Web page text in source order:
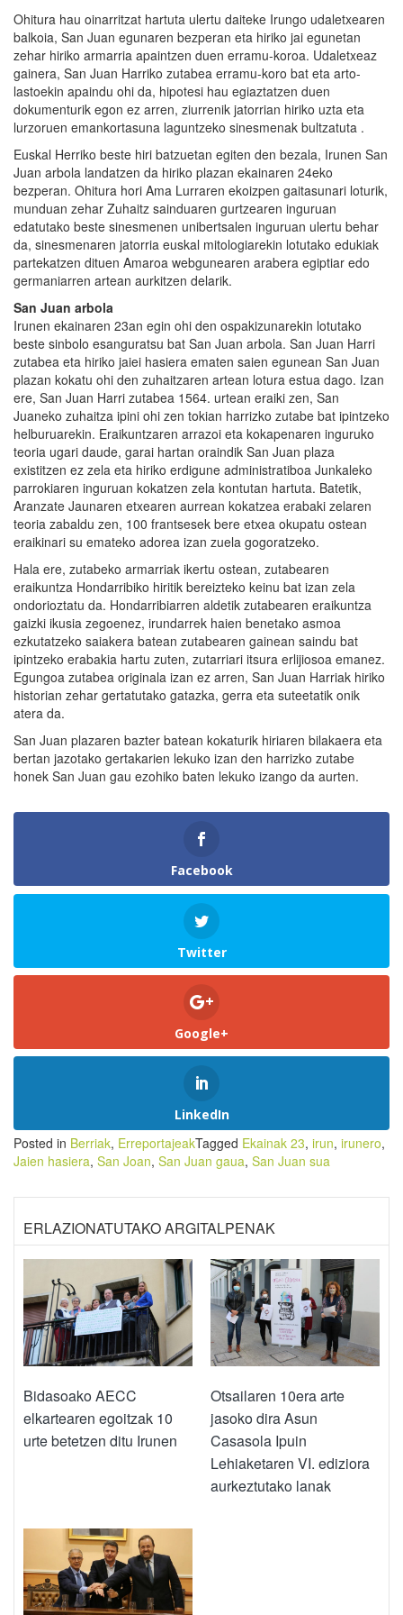
Ohitura hau oinarritzat hartuta ulertu daiteke Irungo udaletxearen
balkoia, San Juan egunaren bezperan eta hiriko jai egunetan
zehar hiriko armarria apaintzen duen erramu-koroa. Udaletxeaz
gainera, San Juan Harriko zutabea erramu-koro bat eta arto-
lastoekin apaindu ohi da, hipotesi hau egiaztatzen duen
dokumenturik egon ez arren, ziurrenik jatorrian hiriko uzta eta
lurzoruen emankortasuna laguntzeko sinesmenak bultzatuta .
Euskal Herriko beste hiri batzuetan egiten den bezala, Irunen San
Juan arbola landatzen da hiriko plazan ekainaren 24eko
bezperan. Ohitura hori Ama Lurraren ekoizpen gaitasunari loturik,
munduan zehar Zuhaitz sainduaren gurtzearen inguruan
edatutako beste sinesmenen unibertsalen inguruan ulertu behar
da, sinesmenaren jatorria euskal mitologiarekin lotutako edukiak
partekatzen dituen Amaroa webgunearen arabera egiptiar edo
germaniarren artean aurkitzen delarik.
San Juan arbola
Irunen ekainaren 23an egin ohi den ospakizunarekin lotutako
beste sinbolo esanguratsu bat San Juan arbola. San Juan Harri
zutabea eta hiriko jaiei hasiera ematen saien egunean San Juan
plazan kokatu ohi den zuhaitzaren artean lotura estua dago. Izan
ere, San Juan Harri zutabea 1564. urtean eraiki zen, San
Juaneko zuhaitza ipini ohi zen tokian harrizko zutabe bat ipintzeko
helburuarekin. Eraikuntzaren arrazoi eta kokapenaren inguruko
teoria ugari daude, garai hartan oraindik San Juan plaza
existitzen ez zela eta hiriko erdigune administratiboa Junkaleko
parrokiaren inguruan kokatzen zela kontutan hartuta. Batetik,
Aranzate Jaunaren etxearen aurrean kokatzea erabaki zelaren
teoria zabaldu zen, 100 frantsesek bere etxea okupatu ostean
eraikinari su emateko adorea izan zuela gogoratzeko.
Hala ere, zutabeko armarriak ikertu ostean, zutabearen
eraikuntza Hondarribiko hiritik bereizteko keinu bat izan zela
ondorioztatu da. Hondarribiarren aldetik zutabearen eraikuntza
gaizki ikusia zegoenez, irundarrek haien benetako asmoa
ezkutatzeko saiakera batean zutabearen gainean saindu bat
ipintzeko erabakia hartu zuten, zutarriari itsura erlijiosoa emanez.
Egungoa zutabea originala izan ez arren, San Juan Harriak hiriko
historian zehar gertatutako gatazka, gerra eta suteetatik onik
atera da.
San Juan plazaren bazter batean kokaturik hiriaren bilakaera eta
bertan jazotako gertakarien lekuko izan den harrizko zutabe
honek San Juan gau ezohiko baten lekuko izango da aurten.
Facebook
Twitter
Google+
LinkedIn
Posted in Berriak, ErreportajeakTagged Ekainak 23, irun, irunero,
Jaien hasiera, San Joan, San Juan gaua, San Juan sua
ERLAZIONATUTAKO ARGITALPENAK
Bidasoako AECC
elkartearen egoitzak 10
urte betetzen ditu Irunen
Otsailaren 10era arte
jasoko dira Asun
Casasola Ipuin
Lehiaketaren VI. ediziora
aurkeztutako lanak